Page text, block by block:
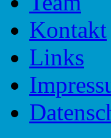
Kontakt
Links